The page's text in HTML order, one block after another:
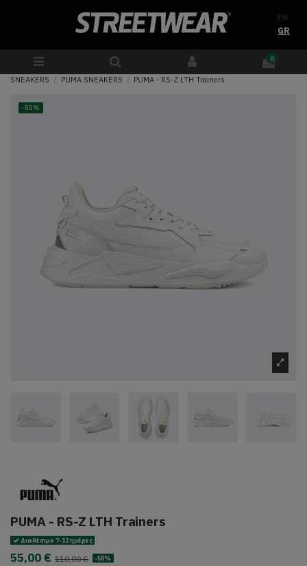
EN
GR
0
SNEAKERS PUMA SNEAKERS PUMA - RS-Z LTH Trainers
-50%
PUMA - RS-Z LTH Trainers
Διαθέσιμο 7-12 ημέρες
55,00 € 110,00 € -50%